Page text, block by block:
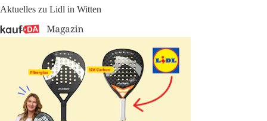
Aktuelles zu Lidl in Witten